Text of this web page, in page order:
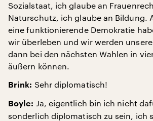
Sozialstaat, ich glaube an
Naturschutz, ich glaube an Bildung.
eine funktionierende Demokratie
wir überleben und wir werden
dann bei den nächsten Wahlen in
äußern können.
Brink: Sehr diplomatisch!
Boyle: Ja, eigentlich bin ich nicht
sonderlich diplomatisch zu sein, ich